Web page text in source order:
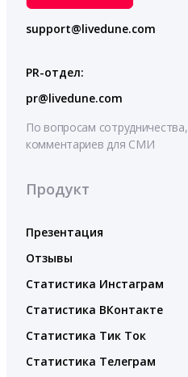
support@livedune.com
PR-отдел:
pr@livedune.com
По вопросам сотрудничества,
комментариев для СМИ
Продукт
Презентация
Отзывы
Статистика Инстаграм
Статистика ВКонтакте
Статистика Тик Ток
Статистика Телеграм